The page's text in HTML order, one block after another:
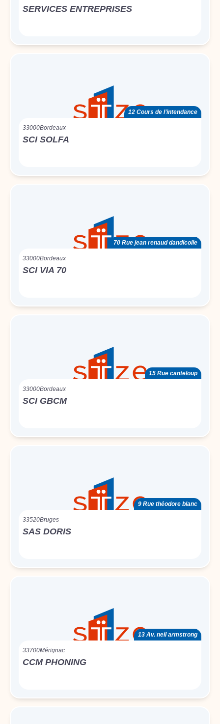
SERVICES ENTREPRISES
12 Cours de l’intendance
33000Bordeaux
SCI SOLFA
70 Rue jean renaud dandicolle
33000Bordeaux
SCI VIA 70
15 Rue canteloup
33000Bordeaux
SCI GBCM
9 Rue théodore blanc
33520Bruges
SAS DORIS
13 Av. neil armstrong
33700Mérignac
CCM PHONING